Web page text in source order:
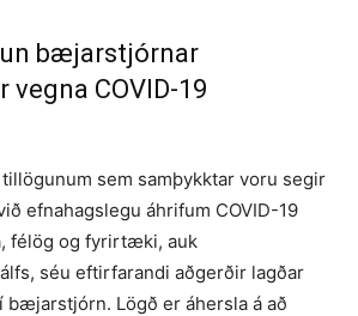
bæjarstjórnar
COVID-19
sem samþykktar voru segir
efnahagslegu áhrifum COVID-19
félög og fyrirtæki, auk
séu eftirfarandi aðgerðir lagðar
bæjarstjórn. Lögð er áhersla á að